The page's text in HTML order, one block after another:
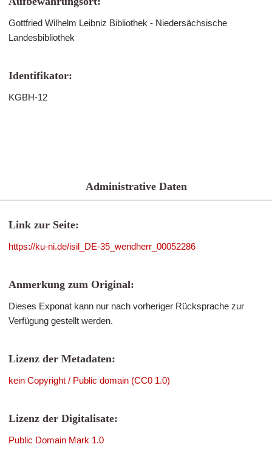
Gottfried Wilhelm Leibniz Bibliothek - Niedersächsische
Landesbibliothek
Identifikator:
KGBH-12
Administrative Daten
Link zur Seite:
https://ku-ni.de/isil_DE-35_wendherr_00052286
Anmerkung zum Original:
Dieses Exponat kann nur nach vorheriger Rücksprache zur
Verfügung gestellt werden.
Lizenz der Metadaten:
kein Copyright / Public domain (CC0 1.0)
Lizenz der Digitalisate:
Public Domain Mark 1.0